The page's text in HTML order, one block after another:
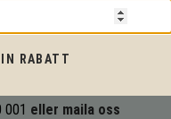
HELA VÄGEN!
från produkter till säkerhet och
001 eller maila oss
RABATT